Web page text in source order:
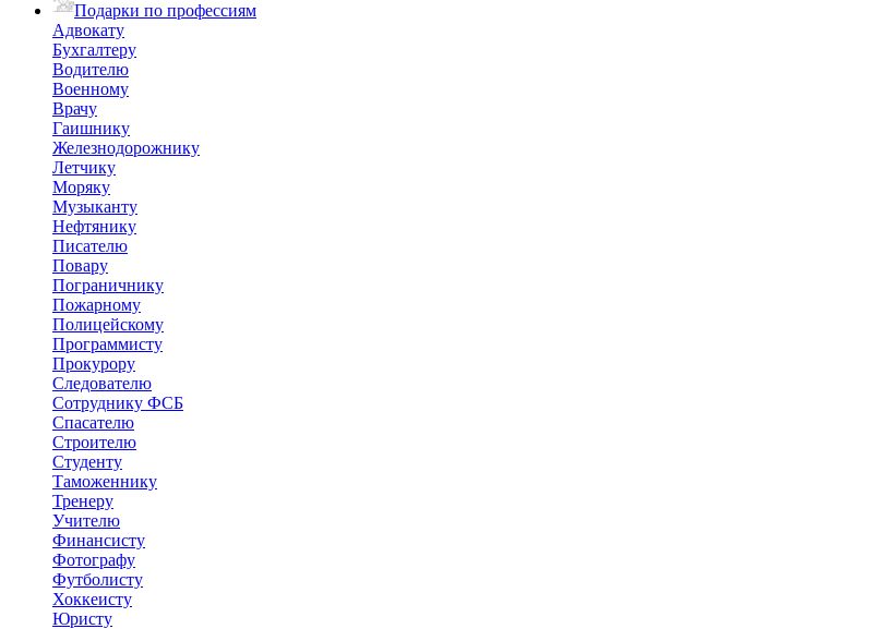
Подарки по профессиям
Адвокату
Бухгалтеру
Водителю
Военному
Врачу
Гаишнику
Железнодорожнику
Летчику
Моряку
Музыканту
Нефтянику
Писателю
Повару
Пограничнику
Пожарному
Полицейскому
Программисту
Прокурору
Следователю
Сотруднику ФСБ
Спасателю
Строителю
Студенту
Таможеннику
Тренеру
Учителю
Финансисту
Фотографу
Футболисту
Хоккеисту
Юристу